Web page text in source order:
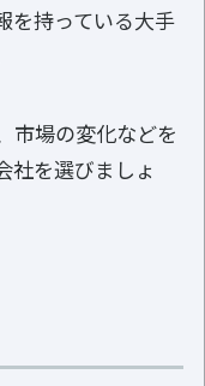
を持っている大手
市場の変化などを
社を選びましょ